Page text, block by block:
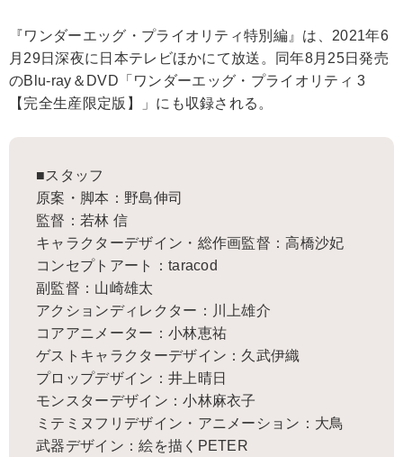
『ワンダーエッグ・プライオリティ特別編』は、2021年6
月29日深夜に日本テレビほかにて放送。同年8月25日発売
のBlu-ray＆DVD「ワンダーエッグ・プライオリティ 3
【完全生産限定版】」にも収録される。
■スタッフ
原案・脚本：野島伸司
監督：若林 信
キャラクターデザイン・総作画監督：高橋沙妃
コンセプトアート：taracod
副監督：山崎雄太
アクションディレクター：川上雄介
コアアニメーター：小林恵祐
ゲストキャラクターデザイン：久武伊織
プロップデザイン：井上晴日
モンスターデザイン：小林麻衣子
ミテミヌフリデザイン・アニメーション：大鳥
武器デザイン：絵を描くPETER